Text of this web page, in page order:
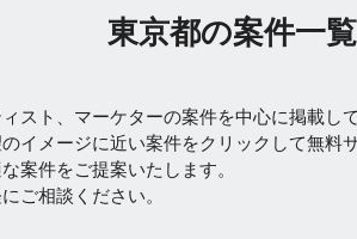
東京都の案件一覧
スト、マーケターの案件を中心に掲載して
イメージに近い案件をクリックして無料
案件をご提案いたします。
ご相談ください。